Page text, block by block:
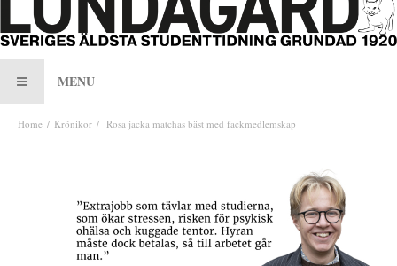
MENU
Home Krönikor Rosa jacka matchas bäst med fackmedlemskap